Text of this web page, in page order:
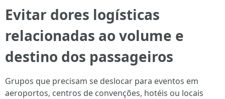
Evitar dores logísticas
relacionadas ao volume e
destino dos passageiros
Grupos que precisam se deslocar para eventos em
aeroportos, centros de convenções, hotéis ou locais